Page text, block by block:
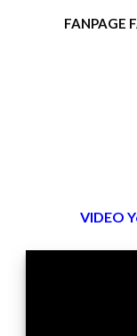
FANPAGE
VIDEO